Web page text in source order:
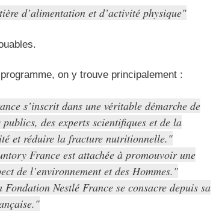
d’alimentation et d’activité physique
on y trouve principalement :
s’inscrit dans une véritable démarche de
des experts scientifiques et de la
et réduire la fracture nutritionnelle.
France est attachée à promouvoir une
de l’environnement et des Hommes.
Fondation Nestlé France se consacre depuis sa